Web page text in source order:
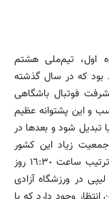
اول،‌ تیم‌ملی هشتم
بود که در ‌سال گذشته
هزینه پیشرفت فوتبال باشگاهی
و این پشتوانه عظیم
تبدیل شود و بعدها در
زیاد این کشور
حرف‌های زیادی برای گفتن داشته باشد. به این ترتیب ساعت ١٦:٣٠ روز
لیپی در ورزشگاه آزادی